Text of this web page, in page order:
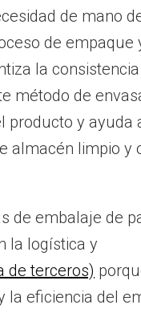
de mano
de empaque
la
método de
producto y ayuda
almacén limpio y
de embalaje de
la logística y
de terceros)
la eficiencia del